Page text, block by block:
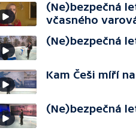
(Ne)bezpečná
včasného
(Ne)bezpečná
Kam Češi míří
(Ne)bezpečná